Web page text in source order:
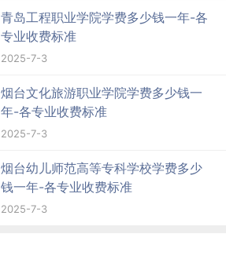
青岛工程职业学院学费多少钱一年-各
专业收费标准
2025-7-3
烟台文化旅游职业学院学费多少钱一
年-各专业收费标准
2025-7-3
烟台幼儿师范高等专科学校学费多少
钱一年-各专业收费标准
2025-7-3